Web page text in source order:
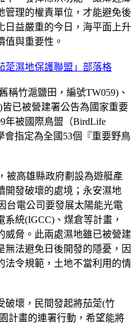
管理的權責單位，才能避免後
日益嚴重的今日，海平面上升
值與重要性。
萣濕地保護聯盟」部落格
稱竹滬鹽田，編號TW059)、
已被營建署公告為國家重要
年被國際鳥盟（BirdLife
會指定為全國53個『重要野鳥
被高雄縣政府劃設為遊艇產
開發破壞的處境；永安濕地
台電公司要發展太陽能光電
統(IGCC)、煤倉等計畫，
威脅。此兩處濕地雖已被營建
法避免日後開發的隱憂，因
法令規範，土地不當利用的情
破壞，民間發起將茄萣(竹
計畫的連署行動，希望能將